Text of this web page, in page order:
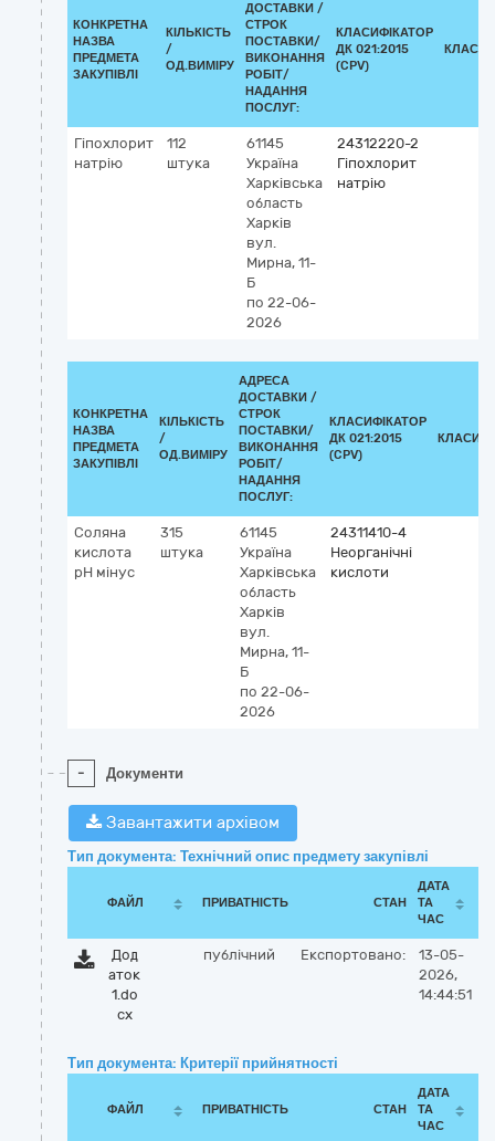
КОНКРЕТНА
НАЗВА
ПРЕДМЕТА
ЗАКУПІВЛІ
КІЛЬКІСТЬ
/
ОД.ВИМІРУ
ДОСТАВКИ /
СТРОК
ПОСТАВКИ/
ВИКОНАННЯ
РОБІТ/
НАДАННЯ
ПОСЛУГ:
КЛАСИФІКАТОР
ДК 021:2015
(CPV)
Гіпохлорит
натрію
112
штука
61145
Україна
Харківська
область
Харків
вул.
Мирна, 11-
Б
по 22-06-
2026
24312220-2
Гіпохлорит
натрію
КОНКРЕТНА
НАЗВА
ПРЕДМЕТА
ЗАКУПІВЛІ
КІЛЬКІСТЬ
/
ОД.ВИМІРУ
АДРЕСА
ДОСТАВКИ /
СТРОК
ПОСТАВКИ/
ВИКОНАННЯ
РОБІТ/
НАДАННЯ
ПОСЛУГ:
КЛАСИФІКАТОР
ДК 021:2015
(CPV)
Соляна
кислота
рН мінус
315
штука
61145
Україна
Харківська
область
Харків
вул.
Мирна, 11-
Б
по 22-06-
2026
24311410-4
Неорганічні
кислоти
- Документи
Завантажити архівом
Тип документа: Технічний опис предмету закупівлі
ФАЙЛ ПРИВАТНІСТЬ СТАН
ДАТА
ТА
ЧАС
Дод
аток
1.do
cx
публічний Експортовано:
13-05-
2026,
14:44:51
Тип документа: Критерії прийнятності
ФАЙЛ ПРИВАТНІСТЬ СТАН
ДАТА
ТА
ЧАС